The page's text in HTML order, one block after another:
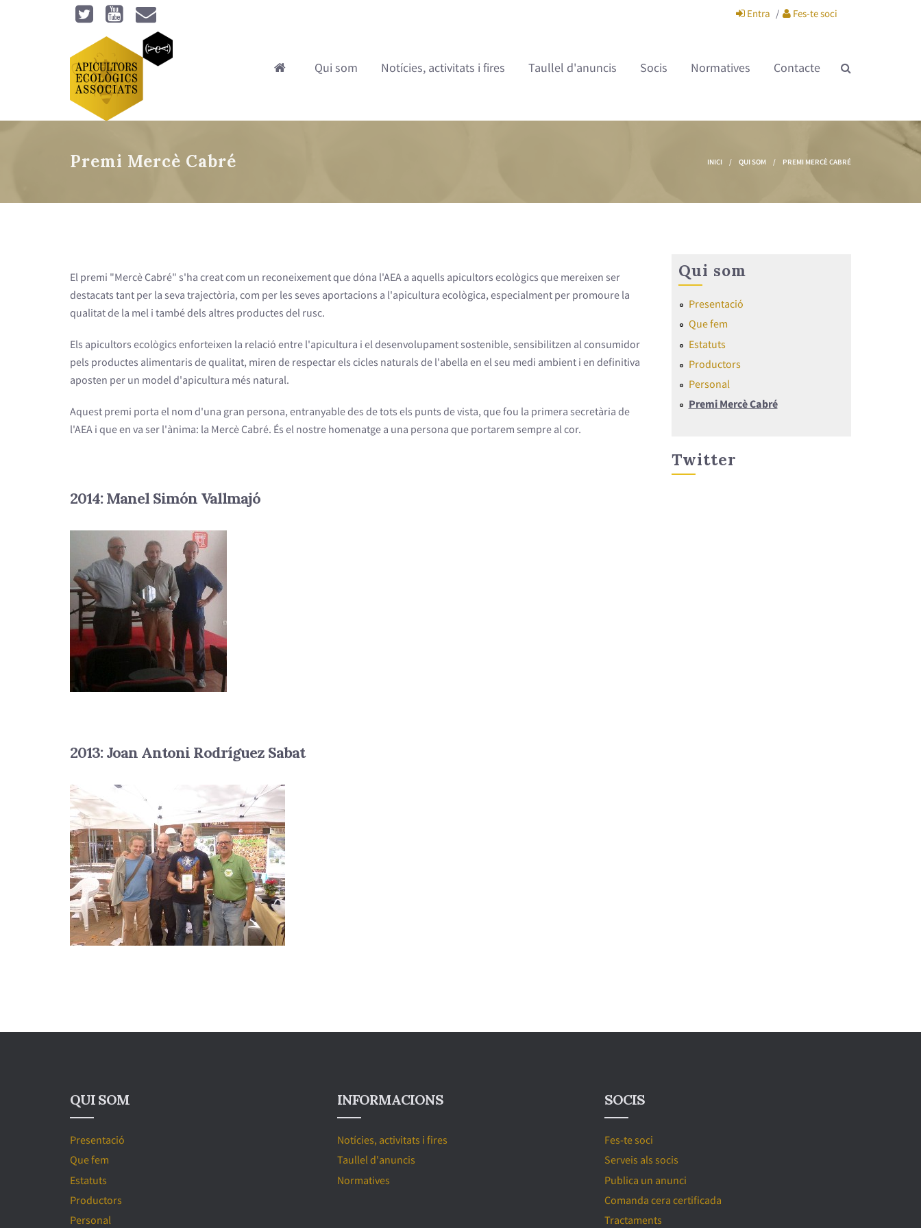
Entra Fes-te soci
Qui som Notícies, activitats i fires Taullel d'anuncis Socis Normatives Contacte
Premi Mercè Cabré
Esteu aquí INICI / QUI SOM / PREMI MERCÈ CABRÉ
El premi "Mercè Cabré" s'ha creat com un reconeixement que dóna l'AEA a aquells apicultors ecològics que mereixen ser
destacats tant per la seva trajectòria, com per les seves aportacions a l'apicultura ecològica, especialment per promoure la
qualitat de la mel i també dels altres productes del rusc.
Els apicultors ecològics enforteixen la relació entre l'apicultura i el desenvolupament sostenible, sensibilitzen al consumidor
pels productes alimentaris de qualitat, miren de respectar els cicles naturals de l'abella en el seu medi ambient i en definitiva
aposten per un model d'apicultura més natural.
Aquest premi porta el nom d'una gran persona, entranyable des de tots els punts de vista, que fou la primera secretària de
l'AEA i que en va ser l'ànima: la Mercè Cabré. És el nostre homenatge a una persona que portarem sempre al cor.
2014: Manel Simón Vallmajó
2013: Joan Antoni Rodríguez Sabat
Qui som
Presentació
Que fem
Estatuts
Productors
Personal
Premi Mercè Cabré
Twitter
QUI SOM
Presentació
Que fem
Estatuts
Productors
Personal
INFORMACIONS
Notícies, activitats i fires
Taullel d'anuncis
Normatives
SOCIS
Fes-te soci
Serveis als socis
Publica un anunci
Comanda cera certificada
Tractaments